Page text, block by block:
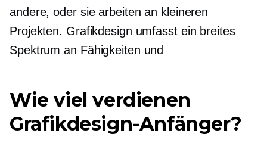
andere, oder sie arbeiten an kleineren
Projekten. Grafikdesign umfasst ein breites
Spektrum an Fähigkeiten und
Wie viel verdienen
Grafikdesign-Anfänger?